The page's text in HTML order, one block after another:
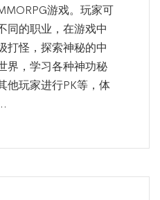
游戏。玩家可
同的职业，在游戏中
打怪，探索神秘的中
界，学习各种神功秘
他玩家进行PK等，体